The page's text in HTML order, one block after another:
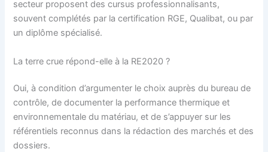
secteur proposent des cursus professionnalisants,
souvent complétés par la certification RGE, Qualibat, ou par
un diplôme spécialisé.
La terre crue répond-elle à la RE2020 ?
Oui, à condition d’argumenter le choix auprès du bureau de
contrôle, de documenter la performance thermique et
environnementale du matériau, et de s’appuyer sur les
référentiels reconnus dans la rédaction des marchés et des
dossiers.